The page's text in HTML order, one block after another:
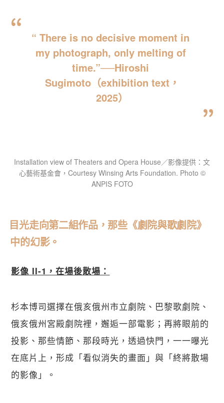
“ There is no decisive moment in
my photograph, only melting of
time.”──Hiroshi
Sugimoto（exhibition text，
2025）
Installation view of Theaters and Opera House／影像提供：文
心藝術基金會，Courtesy Winsing Arts Foundation. Photo ©
ANPIS FOTO
目光走向第二組作品，那些《劇院與歌劇院》
中的幻影。
影像 II-1，在場後散場：
杉本博司選擇在俄亥俄州市立劇院、巴黎歌劇院、
俄亥俄州宮殿劇院裡，邂逅一部電影；再將眼前的
投影、那些情節、那段時光，透過快門，一一曝光
在底片上，形成「看似消失的畫面」與「終將散場
的影像」。